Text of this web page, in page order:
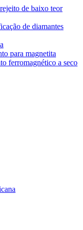
de baixo teor
de diamantes
para magnetita
ferromagnético a seco